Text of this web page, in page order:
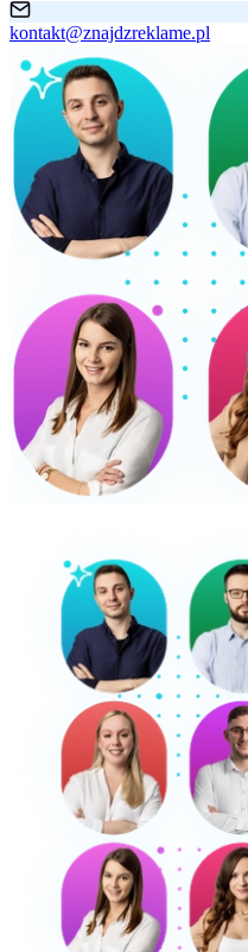
kontakt@znajdzreklame.pl